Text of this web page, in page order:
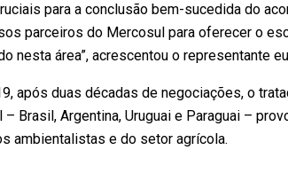
para a conclusão bem-sucedida do
parceiros do Mercosul para oferecer o
nesta área”, acrescentou o representante
após duas décadas de negociações, o
Brasil, Argentina, Uruguai e Paraguai –
ambientalistas e do setor agrícola.